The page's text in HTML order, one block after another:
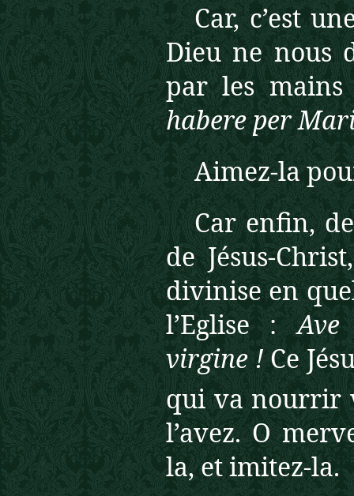
Car, c’est
Dieu ne nous
par les
habere per
Aimez-la
Car enfin,
de Jésus-
divinise en
l’Eglise :
virgine ! Ce
qui va nourrir
l’avez. O
la, et imitez-la.